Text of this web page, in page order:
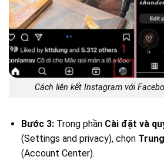
Cách liên kết Instagram với
Bước 3:Trong phần Cài đặt và
(Settings and privacy), chọn
(Account Center).